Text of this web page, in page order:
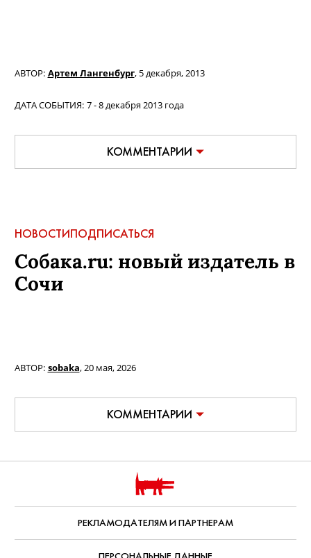
АВТОР: Артем Лангенбург, 5 декабря, 2013
ДАТА СОБЫТИЯ: 7 - 8 декабря 2013 года
КОММЕНТАРИИ
НОВОСТИПОДПИСАТЬСЯ
Собака.ru: новый издатель в
Сочи
АВТОР: sobaka,20 мая, 2026
КОММЕНТАРИИ
РЕКЛАМОДАТЕЛЯМ И ПАРТНЕРАМ